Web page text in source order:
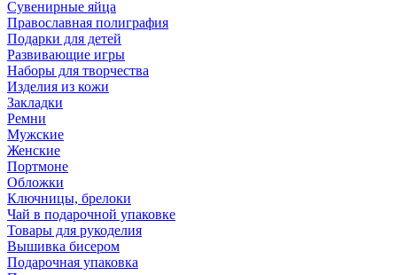
Сувенирные яйца
Православная полиграфия
Подарки для детей
Развивающие игры
Наборы для творчества
Изделия из кожи
Закладки
Ремни
Мужские
Женские
Портмоне
Обложки
Ключницы, брелоки
Чай в подарочной упаковке
Товары для рукоделия
Вышивка бисером
Подарочная упаковка